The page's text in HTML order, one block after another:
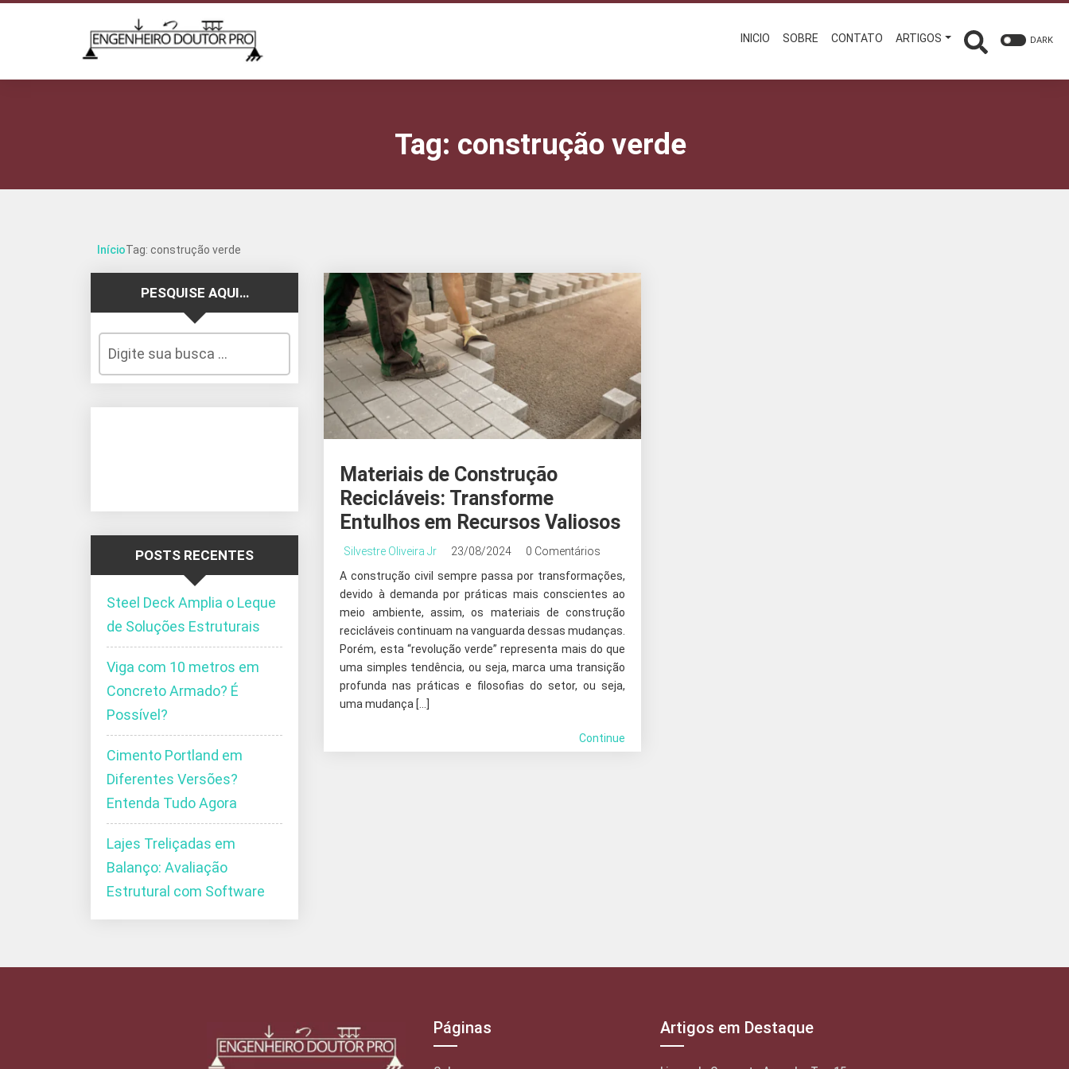
INICIO SOBRE CONTATO ARTIGOS DARK
Tag: construção verde
InícioTag: construção verde
Materiais de Construção
Recicláveis: Transforme
Entulhos em Recursos Valiosos
Silvestre Oliveira Jr 23/08/2024
0 Comentários
A construção civil sempre passa por transformações,
devido à demanda por práticas mais conscientes ao
meio ambiente, assim, os materiais de construção
recicláveis continuam na vanguarda dessas mudanças.
Porém, esta “revolução verde” representa mais do que
uma simples tendência, ou seja, marca uma transição
profunda nas práticas e filosofias do setor, ou seja,
uma mudança […]
Continue
PESQUISE AQUI…
POSTS RECENTES
Steel Deck Amplia o Leque
de Soluções Estruturais
Viga com 10 metros em
Concreto Armado? É
Possível?
Cimento Portland em
Diferentes Versões?
Entenda Tudo Agora
Lajes Treliçadas em
Balanço: Avaliação
Estrutural com Software
Páginas Artigos em Destaque